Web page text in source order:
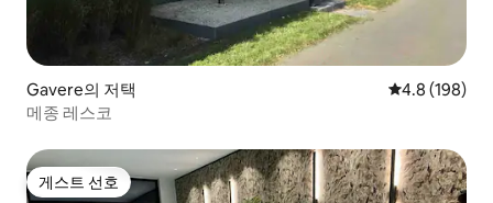
Gavere의 저택 평점 4.8점(5
4.8 (198)
메종 레스코
게스트 선호
게스트 선호